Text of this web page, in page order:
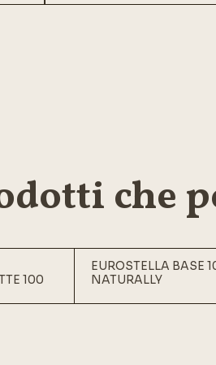
che
100
EUROSTELLA BASE
NATURALLY